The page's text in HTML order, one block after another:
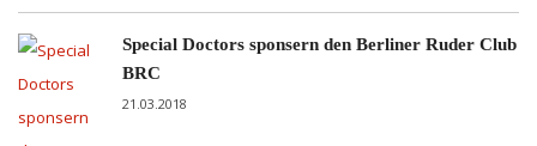
Special Doctors sponsern den Berliner Ruder Club
BRC
21.03.2018